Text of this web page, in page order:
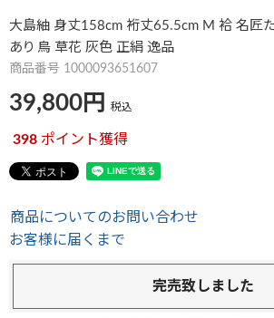
大島紬 身丈158cm 裄丈65.5cm M 袷 名匠
あり 鳥 草花 灰色 正絹 逸品
商品番号 1000093651607
39,800 税込
398 ポイント獲得
商品についてのお問い合わせ
お客様に届くまで
完売致しました